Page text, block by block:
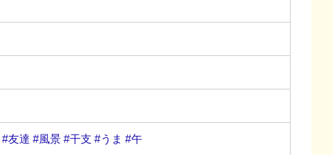
#友達 #風景 #干支 #うま #午